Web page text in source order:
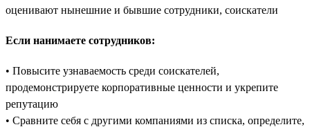
оценивают нынешние и бывшие сотрудники, соискатели
Если нанимаете сотрудников:
• Повысите узнаваемость среди соискателей,
продемонстрируете корпоративные ценности и укрепите
репутацию
• Сравните себя с другими компаниями из списка, определите,